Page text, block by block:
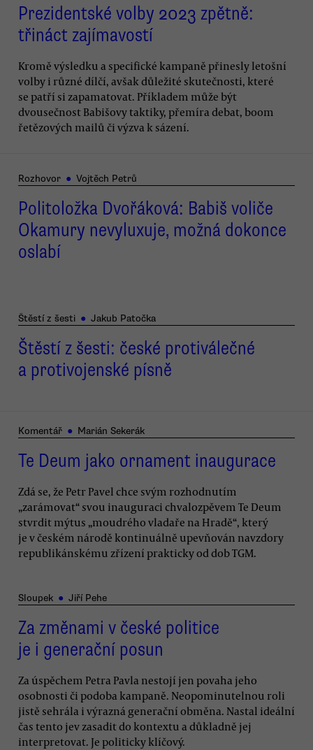
Prezidentské volby 2023 zpětně:
třináct zajímavostí
Kromě výsledku a specifické kampaně přinesly letošní
volby i různé dílčí, avšak důležité skutečnosti, které
se patří si zapamatovat. Příkladem může být
dvousečnost Babišovy taktiky, přemíra debat, boom
řetězových mailů či výzva k sázení.
Rozhovor ● Vojtěch Petrů
Politoložka Dvořáková: Babiš voliče
Okamury nevyluxuje, možná dokonce
oslabí
Štěstí z šesti ● Jakub Patočka
Štěstí z šesti: české protiválečné
a protivojenské písně
Komentář ● Marián Sekerák
Te Deum jako ornament inaugurace
Zdá se, že Petr Pavel chce svým rozhodnutím
„zarámovat“ svou inauguraci chvalozpěvem Te Deum
stvrdit mýtus „moudrého vladaře na Hradě“, který
je v českém národě kontinuálně upevňován navzdory
republikánskému zřízení prakticky od dob TGM.
Sloupek ● Jiří Pehe
Za změnami v české politice
je i generační posun
Za úspěchem Petra Pavla nestojí jen povaha jeho
osobnosti či podoba kampaně. Neopominutelnou roli
jistě sehrála i výrazná generační obměna. Nastal ideální
čas tento jev zasadit do kontextu a důkladně jej
interpretovat. Je politicky klíčový.